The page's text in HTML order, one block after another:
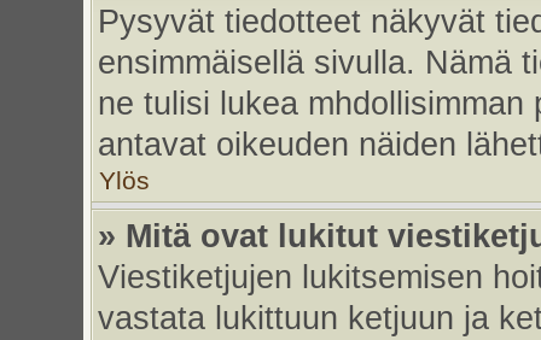
Pysyvät tiedotteet näkyvät
ensimmäisellä sivulla. Nämä
ne tulisi lukea
antavat oikeuden näiden
Ylös
» Mitä ovat lukitut
Viestiketjujen lukitsemisen
vastata lukittuun ketjuun ja